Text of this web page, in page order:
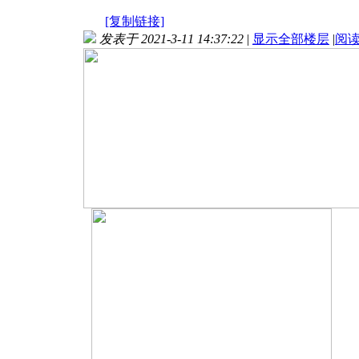
[复制链接]
发表于 2021-3-11 14:37:22 | 显示全部楼层 |阅